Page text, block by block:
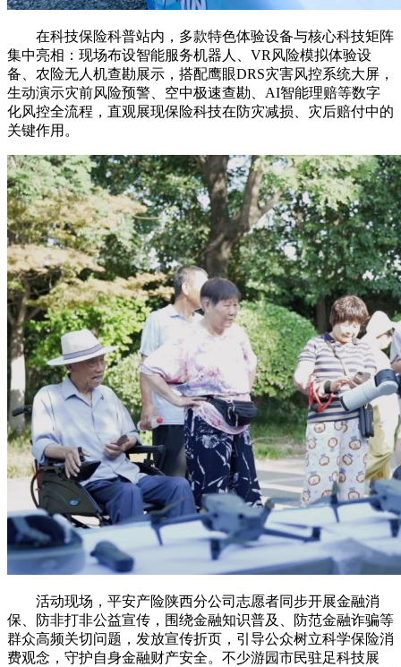
在科技保险科普站内，多款特色体验设备与核心科技矩阵
集中亮相：现场布设智能服务机器人、VR风险模拟体验设
备、农险无人机查勘展示，搭配鹰眼DRS灾害风控系统大屏，
生动演示灾前风险预警、空中极速查勘、AI智能理赔等数字
化风控全流程，直观展现保险科技在防灾减损、灾后赔付中的
关键作用。
活动现场，平安产险陕西分公司志愿者同步开展金融消
保、防非打非公益宣传，围绕金融知识普及、防范金融诈骗等
群众高频关切问题，发放宣传折页，引导公众树立科学保险消
费观念，守护自身金融财产安全。不少游园市民驻足科技展